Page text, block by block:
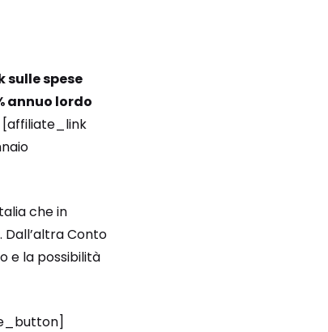
sulle spese
annuo lordo
[affiliate_link
che in
Dall’altra Conto
e la possibilità